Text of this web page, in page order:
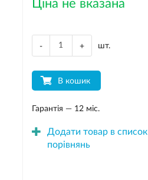
Ціна не вказана
- + шт.
В кошик
Гарантія — 12 міс.
Додати товар в список
порівнянь